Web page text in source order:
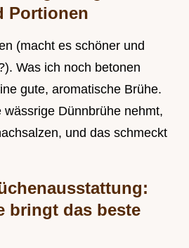
Portionen
(macht es schöner und
Was ich noch betonen
gute, aromatische Brühe.
Dünnbrühe nehmt,
und das schmeckt
bringt das beste